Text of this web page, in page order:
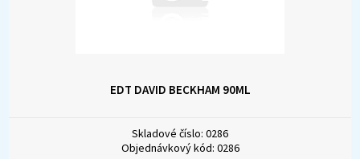
EDT DAVID BECKHAM 90ML
Skladové číslo: 0286
Objednávkový kód: 0286